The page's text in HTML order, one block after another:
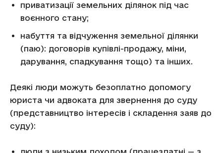
приватизації земельних ділянок під час
воєнного стану;
набуття та відчуження земельної ділянки
(паю): договорів купівлі-продажу, міни,
дарування, спадкування тощо) та інших.
Деякі люди можуть безоплатно допомогу
юриста чи адвоката для звернення до суду
(представництво інтересів і складення заяв до
суду):